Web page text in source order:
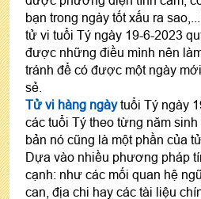
bạn trong ngày tốt xấu ra
tử vi tuổi Tý ngày 19-6-2023
được những điều mình nên
tránh để có được một ngày
sẻ.
Tử vi hàng ngàytuổi Tý ngày
các tuổi Tý theo từng năm
bản nó cũng là một phần của
Dựa vào nhiều phương pháp
cạnh: như các mối quan hệ
can, địa chi hay các tài liệu